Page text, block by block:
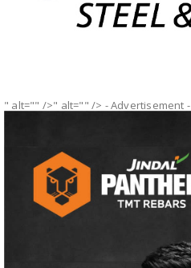
" alt="" />" alt="" /> - Advertisement -